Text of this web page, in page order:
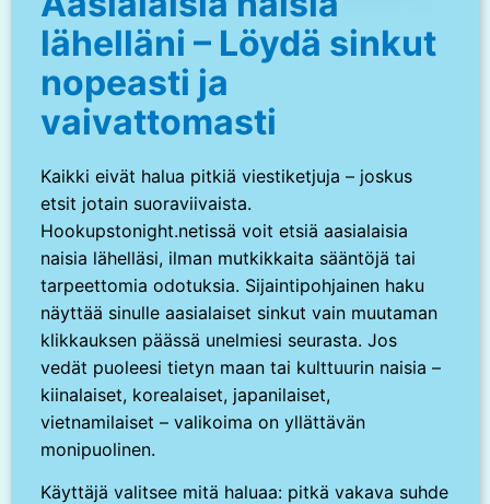
lähelläni – Löydä sinkut
nopeasti ja
vaivattomasti
Kaikki eivät halua pitkiä viestiketjuja – joskus
etsit jotain suoraviivaista.
Hookupstonight.netissä voit etsiä aasialaisia
naisia lähelläsi, ilman mutkikkaita sääntöjä tai
tarpeettomia odotuksia. Sijaintipohjainen haku
näyttää sinulle aasialaiset sinkut vain muutaman
klikkauksen päässä unelmiesi seurasta. Jos
vedät puoleesi tietyn maan tai kulttuurin naisia –
kiinalaiset, korealaiset, japanilaiset,
vietnamilaiset – valikoima on yllättävän
monipuolinen.
Käyttäjä valitsee mitä haluaa: pitkä vakava suhde